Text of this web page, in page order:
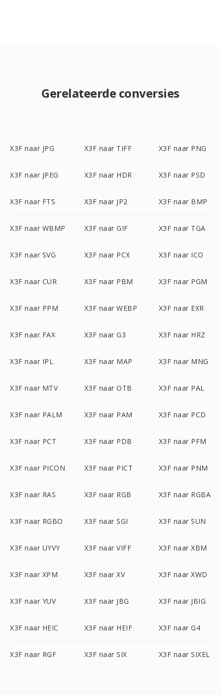
Gerelateerde conversies
X3F naar JPG X3F naar TIFF X3F naar PNG
X3F naar JPEG X3F naar HDR X3F naar PSD
X3F naar FTS X3F naar JP2 X3F naar BMP
X3F naar WBMP X3F naar GIF X3F naar TGA
X3F naar SVG X3F naar PCX X3F naar ICO
X3F naar CUR X3F naar PBM X3F naar PGM
X3F naar PPM X3F naar WEBP X3F naar EXR
X3F naar FAX X3F naar G3 X3F naar HRZ
X3F naar IPL X3F naar MAP X3F naar MNG
X3F naar MTV X3F naar OTB X3F naar PAL
X3F naar PALM X3F naar PAM X3F naar PCD
X3F naar PCT X3F naar PDB X3F naar PFM
X3F naar PICON X3F naar PICT X3F naar PNM
X3F naar RAS X3F naar RGB X3F naar RGBA
X3F naar RGBO X3F naar SGI X3F naar SUN
X3F naar UYVY X3F naar VIFF X3F naar XBM
X3F naar XPM X3F naar XV X3F naar XWD
X3F naar YUV X3F naar JBG X3F naar JBIG
X3F naar HEIC X3F naar HEIF X3F naar G4
X3F naar RGF X3F naar SIX X3F naar SIXEL